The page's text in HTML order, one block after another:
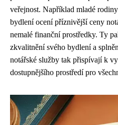
veřejnost. Například mladé
bydlení ocení příznivější ceny
nemalé finanční prostředky. Ty
zkvalitnění svého bydlení a
notářské služby tak přispívají k
dostupnějšího prostředí pro